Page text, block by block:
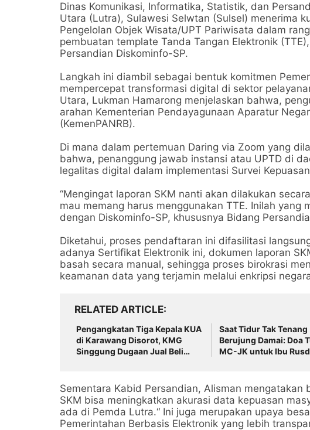
Dinas Komunikasi, Informatika, Statistik, dan
Utara (Lutra), Sulawesi Selwtan (Sulsel) menerima
Pengelolan Objek Wisata/UPT Pariwisata dalam
pembuatan template Tanda Tangan Elektronik
Persandian Diskominfo-SP.
Langkah ini diambil sebagai bentuk komitmen
mempercepat transformasi digital di sektor
Utara, Lukman Hamarong menjelaskan bahwa,
arahan Kementerian Pendayagunaan Aparatur
(KemenPANRB).
Di mana dalam pertemuan Daring via Zoom yang
bahwa, penanggung jawab instansi atau UPTD di
legalitas digital dalam implementasi Survei
“Mengingat laporan SKM nanti akan dilakukan
mau memang harus menggunakan TTE. Inilah yang
dengan Diskominfo-SP, khususnya Bidang
Diketahui, proses pendaftaran ini difasilitasi
adanya Sertifikat Elektronik ini, dokumen laporan
basah secara manual, sehingga proses birokrasi
keamanan data yang terjamin melalui enkripsi
RELATED ARTICLE
Pengangkatan Tiga Kepala KUA
di Karawang Disorot, KMG
Singgung Dugaan Jual Beli
Saat Tidur Tak Tenang
Berujung Damai: Doa
MC-JK untuk Ibu
Sementara Kabid Persandian, Alisman mengatakan
SKM bisa meningkatkan akurasi data kepuasan
ada di Pemda Lutra.“ Ini juga merupakan upaya
Pemerintahan Berbasis Elektronik yang lebih